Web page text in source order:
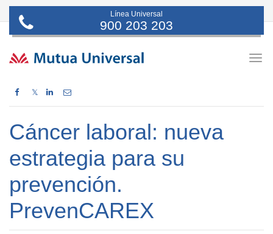
Línea Universal
900 203 203
𝕏
Cáncer laboral: nueva
estrategia para su
prevención.
PrevenCAREX